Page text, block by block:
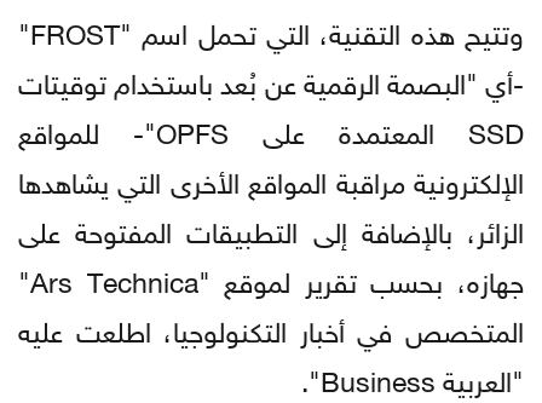
وتتيح هذه التقنية، التي تحمل اسم "FROST"
-أي "البصمة الرقمية عن بُعد باستخدام توقيتات
SSD المعتمدة على OPFS"- للمواقع
الإلكترونية مراقبة المواقع الأخرى التي يشاهدها
الزائر، بالإضافة إلى التطبيقات المفتوحة على
جهازه، بحسب تقرير لموقع "Ars Technica"
المتخصص في أخبار التكنولوجيا، اطلعت عليه
"العربية Business".